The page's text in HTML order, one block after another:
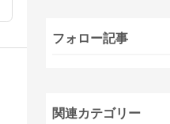
フォロー記事
関連カテゴリー